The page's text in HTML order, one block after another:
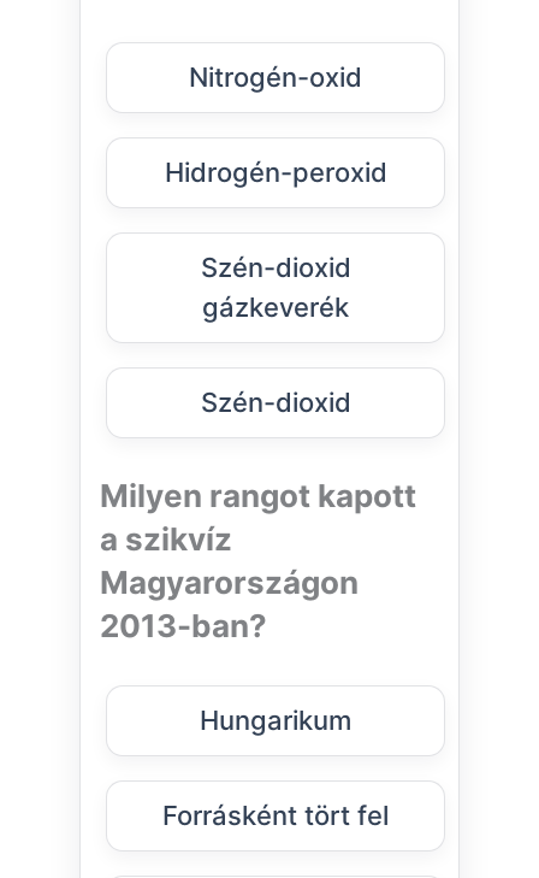
Nitrogén-oxid
Hidrogén-peroxid
Szén-dioxid
gázkeverék
Szén-dioxid
Milyen rangot kapott
a szikvíz
Magyarországon
2013-ban?
Hungarikum
Forrásként tört fel